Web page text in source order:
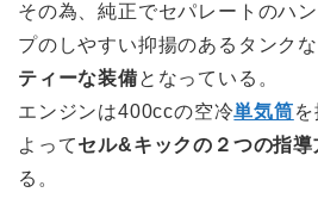
その為、純正でセパレートのハ
プのしやすい抑揚のあるタンクな
ティーな装備となっている。
エンジンは400ccの空冷単気筒
よってセル&キックの２つの指導
る。